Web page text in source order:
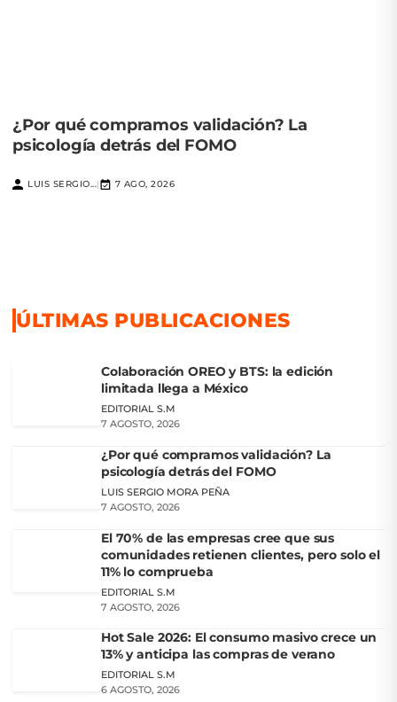
¿Por qué compramos validación? La
psicología detrás del FOMO
LUIS SERGIO...| 7 AGO, 2026
ÚLTIMAS PUBLICACIONES
Colaboración OREO y BTS: la edición
limitada llega a México
EDITORIAL S.M
7 AGOSTO, 2026
¿Por qué compramos validación? La
psicología detrás del FOMO
LUIS SERGIO MORA PEÑA
7 AGOSTO, 2026
El 70% de las empresas cree que sus
comunidades retienen clientes, pero solo el
11% lo comprueba
EDITORIAL S.M
7 AGOSTO, 2026
Hot Sale 2026: El consumo masivo crece un
13% y anticipa las compras de verano
EDITORIAL S.M
6 AGOSTO, 2026